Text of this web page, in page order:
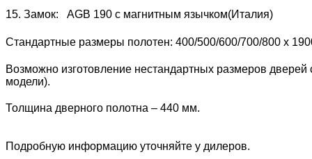
15. Замок: AGB 190 с магнитным язычком(Италия)
Стандартные размеры полотен: 400/500/600/700/800 x
Возможно изготовление нестандартных размеров
модели).
Толщина дверного полотна – 440 мм.
Подробную информацию уточняйте у дилеров.